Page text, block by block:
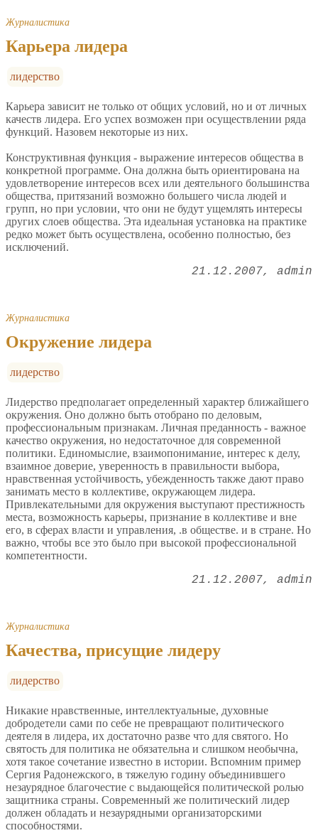
Журналистика
Карьера лидера
лидерство
Карьера зависит не только от общих условий, но и от личных
качеств лидера. Его успех возможен при осуществлении ряда
функций. Назовем некоторые из них.
Конструктивная функция - выражение интересов общества в
конкретной программе. Она должна быть ориентирована на
удовлетворение интересов всех или деятельного большинства
общества, притязаний возможно большего числа людей и
групп, но при условии, что они не будут ущемлять интересы
других слоев общества. Эта идеальная установка на практике
редко может быть осуществлена, особенно полностью, без
исключений.
21.12.2007 admin
Журналистика
Окружение лидера
лидерство
Лидерство предполагает определенный характер ближайшего
окружения. Оно должно быть отобрано по деловым,
профессиональным признакам. Личная преданность - важное
качество окружения, но недостаточное для современной
политики. Единомыслие, взаимопонимание, интерес к делу,
взаимное доверие, уверенность в правильности выбора,
нравственная устойчивость, убежденность также дают право
занимать место в коллективе, окружающем лидера.
Привлекательными для окружения выступают престижность
места, возможность карьеры, признание в коллективе и вне
его, в сферах власти и управления, .в обществе. и в стране. Но
важно, чтобы все это было при высокой профессиональной
компетентности.
21.12.2007 admin
Журналистика
Качества, присущие лидеру
лидерство
Никакие нравственные, интеллектуальные, духовные
добродетели сами по себе не превращают политического
деятеля в лидера, их достаточно разве что для святого. Но
святость для политика не обязательна и слишком необычна,
хотя такое сочетание известно в истории. Вспомним пример
Сергия Радонежского, в тяжелую годину объединившего
незаурядное благочестие с выдающейся политической ролью
защитника страны. Современный же политический лидер
должен обладать и незаурядными организаторскими
способностями.